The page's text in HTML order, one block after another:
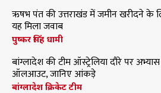
ऋषभ पंत की उत्तराखंड में जमीन खरीदने के
यह मिला जवाब
पुष्कर सिंह धामी
बांग्लादेश की टीम ऑस्ट्रेलिया दौरे पर
ऑलआउट, जानिए आंकड़े
बांग्लादेश क्रिकेट टीम